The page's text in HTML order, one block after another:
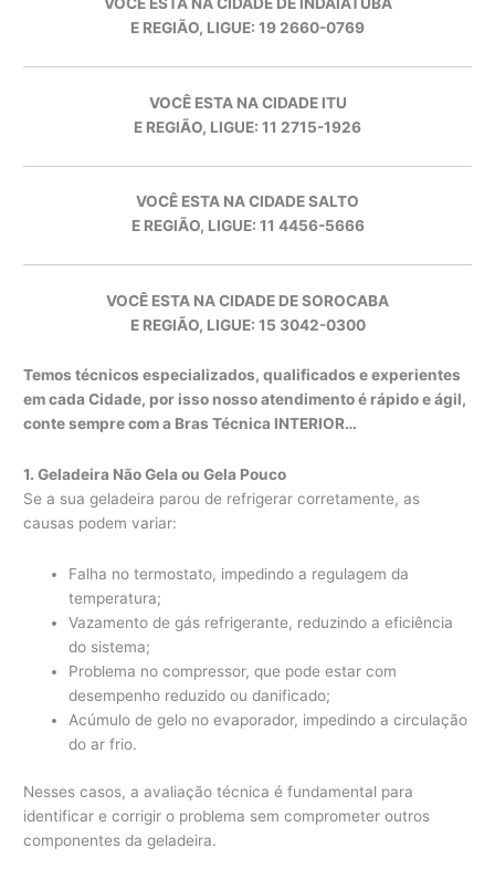
E REGIÃO, LIGUE: 19 2660-0769
VOCÊ ESTA NA CIDADE ITU
E REGIÃO, LIGUE: 11 2715-1926
VOCÊ ESTA NA CIDADE SALTO
E REGIÃO, LIGUE: 11 4456-5666
VOCÊ ESTA NA CIDADE DE SOROCABA
E REGIÃO, LIGUE: 15 3042-0300
Temos técnicos especializados, qualificados e experientes
em cada Cidade, por isso nosso atendimento é rápido e ágil,
conte sempre com a Bras Técnica INTERIOR…
1. Geladeira Não Gela ou Gela Pouco
Se a sua geladeira parou de refrigerar corretamente, as
causas podem variar:
Falha no termostato, impedindo a regulagem da
temperatura;
Vazamento de gás refrigerante, reduzindo a eficiência
do sistema;
Problema no compressor, que pode estar com
desempenho reduzido ou danificado;
Acúmulo de gelo no evaporador, impedindo a circulação
do ar frio.
Nesses casos, a avaliação técnica é fundamental para
identificar e corrigir o problema sem comprometer outros
componentes da geladeira.